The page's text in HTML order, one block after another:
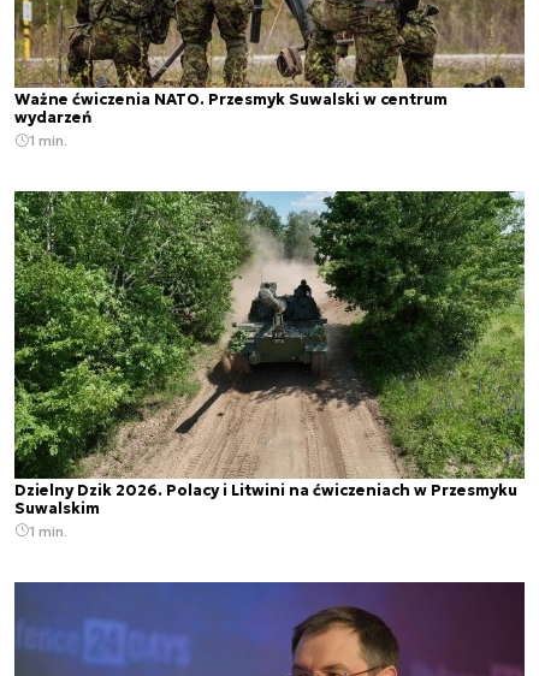
Ważne ćwiczenia NATO. Przesmyk Suwalski w centrum
wydarzeń
1 min.
Dzielny Dzik 2026. Polacy i Litwini na ćwiczeniach w Przesmyku
Suwalskim
1 min.